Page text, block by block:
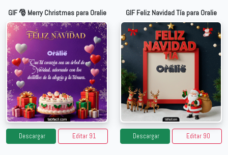
GIF 🎅 Merry Christmas para Oralie
Descargar Editar 91
GIF Feliz Navidad Tía para Oralie
Descargar Editar 90